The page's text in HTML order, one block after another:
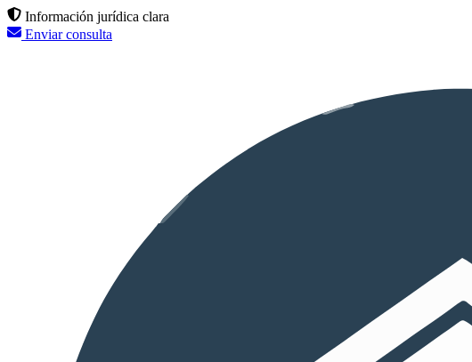
Información jurídica clara
Enviar consulta